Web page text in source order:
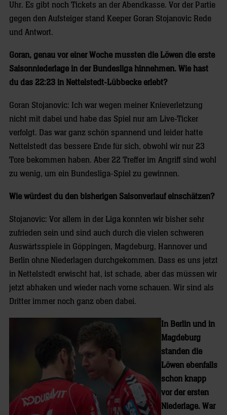
Uhr. Es gibt noch Tickets an der Abendkasse. Vor der Partie
gegen den Aufsteiger stand Keeper Goran Stojanovic Rede
und Antwort.
Goran, genau vor einer Woche mussten die Löwen die erste
Saisonniederlage in der Bundesliga hinnehmen. Wie hast
du das 22:23 in Nettelstedt-Lübbecke erlebt?
Goran Stojanovic: Ich war wegen meiner Knieverletzung
nicht mit dabei und habe das Spiel nur am Live-Ticker
verfolgt. Das war ganz schön spannend und leider hatte
Nettelstedt das bessere Ende für sich, obwohl wir nur 23
Tore bekommen haben. Aber 22 Treffer im Angriff sind wohl
zu wenig, um ein Bundesliga-Spiel zu gewinnen.
Wie würdest du den bisherigen Saisonverlauf einschätzen?
Stojanovic: Vor allem in der Liga konnten wir bisher sehr
zufrieden sein und sind auch durch die vielen schweren
Auswärtsspiele in Göppingen, Magdeburg, Hannover und
Berlin ohne Niederlagen durchgekommen. Dass es uns jetzt
in Nettelstedt erwischt hat, ist schade, aber das müssen wir
jetzt abhaken und wieder nach vorne schauen. Wir sind als
Dritter immer noch ganz oben dabei.
In Berlin und in
Magdeburg
standen die
Löwen ebenfalls
schon knapp
vor der ersten
Niederlage. War